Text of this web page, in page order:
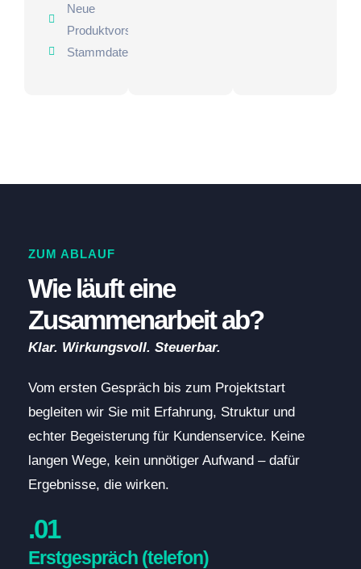
Neue
Produktvorstellungen
Stammdatenpflege
ZUM ABLAUF
Wie läuft eine
Zusammenarbeit ab?
Klar. Wirkungsvoll. Steuerbar.
Vom ersten Gespräch bis zum Projektstart
begleiten wir Sie mit Erfahrung, Struktur und
echter Begeisterung für Kundenservice. Keine
langen Wege, kein unnötiger Aufwand – dafür
Ergebnisse, die wirken.
.01
Erstgespräch (telefon)